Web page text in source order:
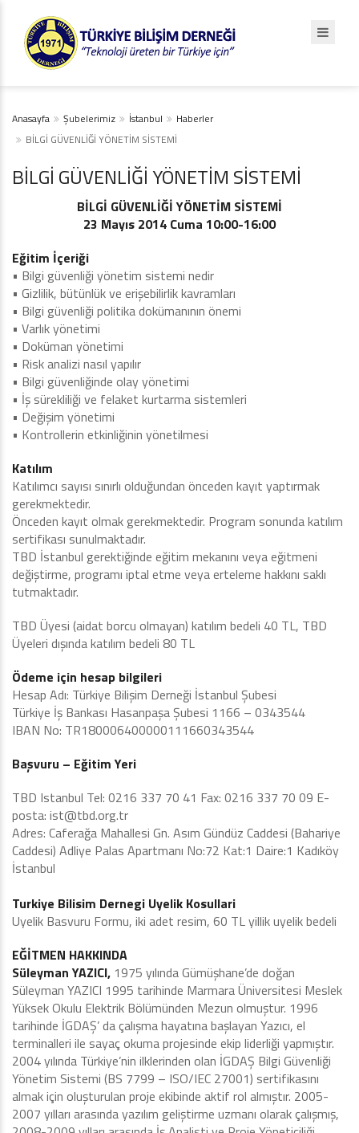
Anasayfa Şubelerimiz İstanbul
Haberler
BİLGİ GÜVENLİĞİ YÖNETİM SİSTEMİ
BİLGİ GÜVENLİĞİ YÖNETİM SİSTEMİ
BİLGİ GÜVENLİĞİ YÖNETİM SİSTEMİ
23 Mayıs 2014 Cuma 10:00-16:00
Eğitim İçeriği
• Bilgi güvenliği yönetim sistemi nedir
• Gizlilik, bütünlük ve erişebilirlik kavramları
• Bilgi güvenliği politika dokümanının önemi
• Varlık yönetimi
• Doküman yönetimi
• Risk analizi nasıl yapılır
• Bilgi güvenliğinde olay yönetimi
• İş sürekliliği ve felaket kurtarma sistemleri
• Değişim yönetimi
• Kontrollerin etkinliğinin yönetilmesi
Katılım
Katılımcı sayısı sınırlı olduğundan önceden kayıt yaptırmak
gerekmektedir.
Önceden kayıt olmak gerekmektedir. Program sonunda katılım
sertifikası sunulmaktadır.
TBD İstanbul gerektiğinde eğitim mekanını veya eğitmeni
değiştirme, programı iptal etme veya erteleme hakkını saklı
tutmaktadır.
TBD Üyesi (aidat borcu olmayan) katılım bedeli 40 TL, TBD
Üyeleri dışında katılım bedeli 80 TL
Ödeme için hesap bilgileri
Hesap Adı: Türkiye Bilişim Derneği İstanbul Şubesi
Türkiye İş Bankası Hasanpaşa Şubesi 1166 – 0343544
IBAN No: TR180006400000111660343544
Başvuru – Eğitim Yeri
TBD Istanbul Tel: 0216 337 70 41 Fax: 0216 337 70 09 E-
posta: ist@tbd.org.tr
Adres: Caferağa Mahallesi Gn. Asım Gündüz Caddesi (Bahariye
Caddesi) Adliye Palas Apartmanı No:72 Kat:1 Daire:1 Kadıköy
İstanbul
Turkiye Bilisim Dernegi Uyelik Kosullari
Uyelik Basvuru Formu, iki adet resim, 60 TL yillik uyelik bedeli
EĞİTMEN HAKKINDA
Süleyman YAZICI, 1975 yılında Gümüşhane’de doğan
Süleyman YAZICI 1995 tarihinde Marmara Üniversitesi Meslek
Yüksek Okulu Elektrik Bölümünden Mezun olmuştur. 1996
tarihinde İGDAŞ’ da çalışma hayatına başlayan Yazıcı, el
terminalleri ile sayaç okuma projesinde ekip liderliği yapmıştır.
2004 yılında Türkiye’nin ilklerinden olan İGDAŞ Bilgi Güvenliği
Yönetim Sistemi (BS 7799 – ISO/IEC 27001) sertifikasını
almak için oluşturulan proje ekibinde aktif rol almıştır. 2005-
2007 yılları arasında yazılım geliştirme uzmanı olarak çalışmış,